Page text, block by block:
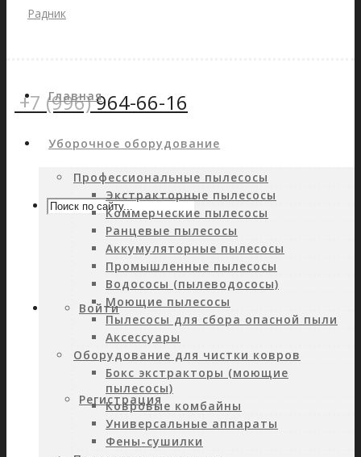
+7 (996)964-66-16
Войти
Регистрация
Главная
Уборочное оборудование
Профессиональные пылесосы
Экстракторные пылесосы
Коммерческие пылесосы
Ранцевые пылесосы
Аккумуляторные пылесосы
Промышленные пылесосы
Водососы (пылеводососы)
Моющие пылесосы
Пылесосы для сбора опасной пыли
Аксессуары
Оборудование для чистки ковров
Бокс экстракторы (моющие
пылесосы)
Ковровые комбайны
Универсальные аппараты
Фены-сушилки